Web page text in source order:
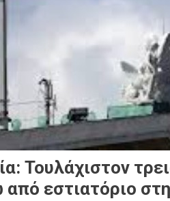
Τουλάχιστον
εστιατόριο